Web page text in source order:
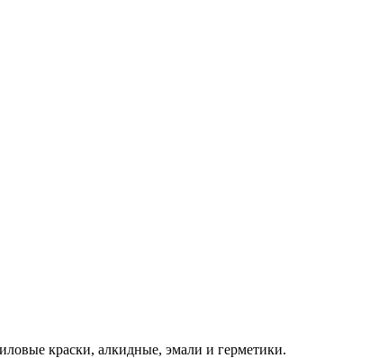
краски, алкидные, эмали и герметики.